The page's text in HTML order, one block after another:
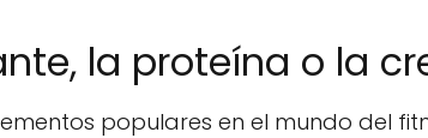
la proteína o la
populares en el mundo del